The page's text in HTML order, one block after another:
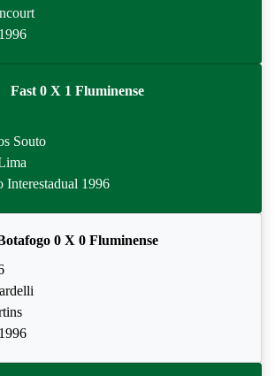
Fast 0 X 1 Fluminense
Souto
Interestadual 1996
0 X 0 Fluminense